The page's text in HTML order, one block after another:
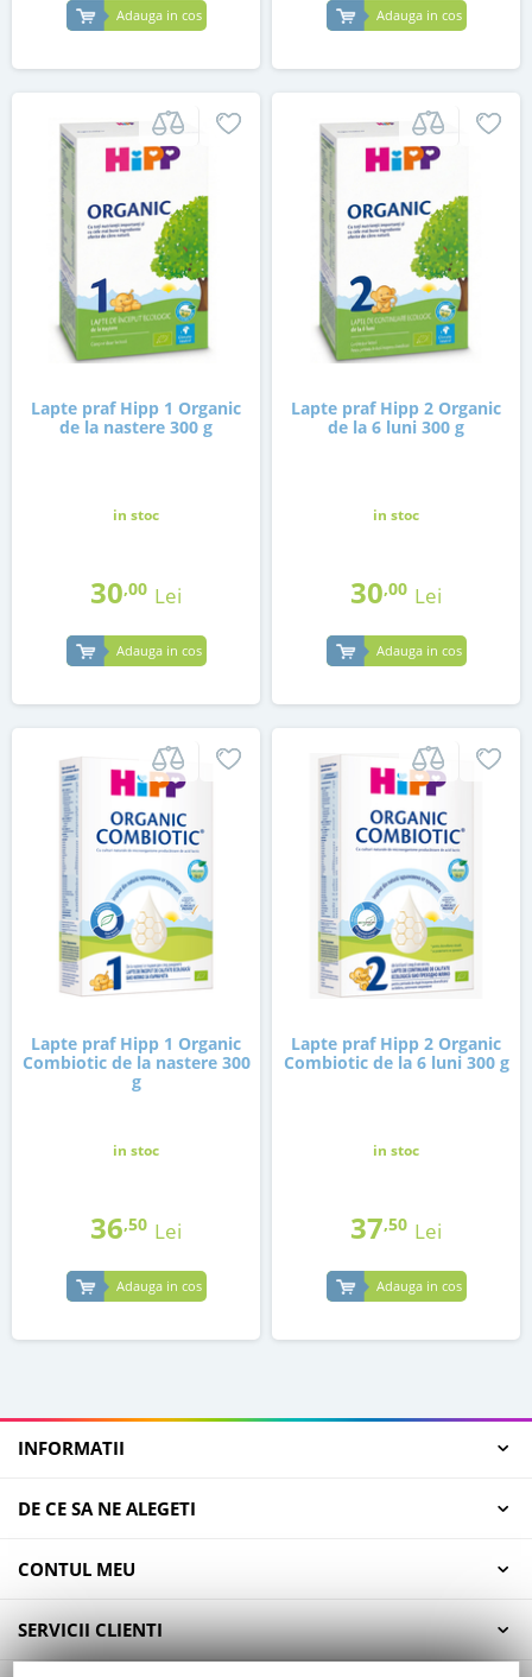
Adauga in cos Adauga in cos
Lapte praf Hipp 1 Organic
de la nastere 300 g
in stoc
30,00 Lei
Adauga in cos
Lapte praf Hipp 2 Organic
de la 6 luni 300 g
in stoc
30,00 Lei
Adauga in cos
Lapte praf Hipp 1 Organic
Combiotic de la nastere 300
g
in stoc
36,50 Lei
Adauga in cos
Lapte praf Hipp 2 Organic
Combiotic de la 6 luni 300 g
in stoc
37,50 Lei
Adauga in cos
INFORMATII
DE CE SA NE ALEGETI
CONTUL MEU
SERVICII CLIENTI